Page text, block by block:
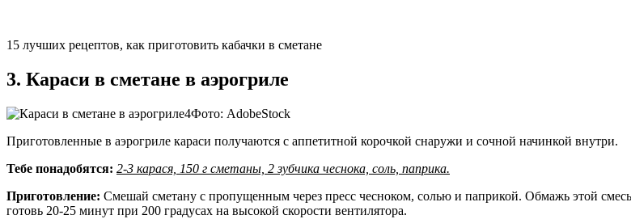
15 лучших рецептов, как приготовить кабачки в сметане
3. Караси в сметане в аэрогриле
Фото: AdobeStock
Приготовленные в аэрогриле караси получаются с аппетитной корочкой снаружи и сочной начинкой внутри.
Тебе понадобятся: 2-3 карася, 150 г сметаны, 2 зубчика чеснока, соль, паприка.
Приготовление: Смешай сметану с пропущенным через пресс чесноком, солью и паприкой. Обмажь этой
готовь 20-25 минут при 200 градусах на высокой скорости вентилятора.